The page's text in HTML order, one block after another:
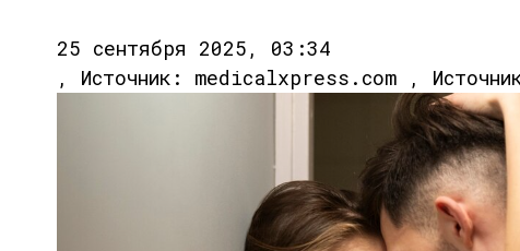
25 сентября 2025, 03:34
, Источник: medicalxpress.com ,